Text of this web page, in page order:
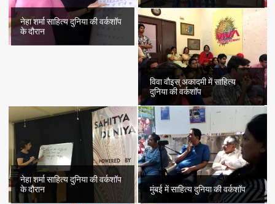
नेहा शर्मा साहित्य दुनिया की वर्कशॉप
के दौरान
विवा वौइस् अकादमी में साहित्य
दुनिया की वर्कशॉप
नेहा शर्मा साहित्य दुनिया की वर्कशॉप
के दौरान
मुंबई में साहित्य दुनिया की वर्कशॉप